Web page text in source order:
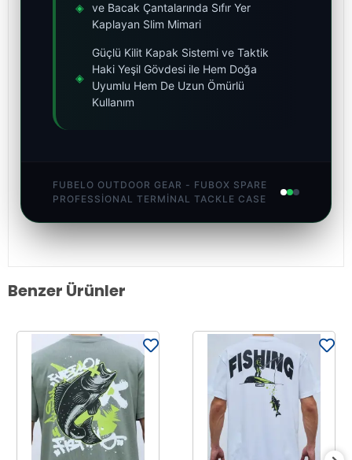
◈ ve Bacak Çantalarında Sıfır Yer
Kaplayan Slim Mimari
◈
Güçlü Kilit Kapak Sistemi ve Taktik
Haki Yeşil Gövdesi ile Hem Doğa
Uyumlu Hem De Uzun Ömürlü
Kullanım
FUBELO OUTDOOR GEAR - FUBOX SPARE
PROFESSIONAL TERMINAL TACKLE CASE
Benzer Ürünler